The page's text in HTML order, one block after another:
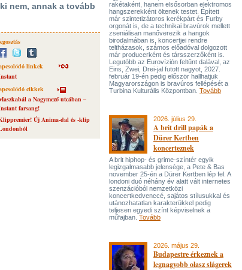
nem, annak a tovább
linkek
cikkek
a Nagymező utcában –
farsang!
Új Anima-dal és -klip
rakétaként, hanem elsősorban elektromos
hangszerekként öltenek testet. Épített
már szintetizátoros kerékpárt és Furby
orgonát is, de a technikai bravúrok mellett
zseniálisan manőverezik a hangok
birodalmában is, koncertjei rendre
teltházasok, számos előadóval dolgozott
már producerként és társszerzőként is.
Legutóbb az Eurovízión feltűnt dalával, az
Eins, Zwei, Drei-jal futott nagyot, 2027.
február 19-én pedig először hallhatjuk
Magyarországon is bravúros fellépését a
Turbina Kulturális Központban. Tovább
2026. július 29.
A brit drill papák a
Dürer Kertben
koncerteznek
A brit hiphop- és grime-színtér egyik
legizgalmasabb jelensége, a Pete & Bas
november 25-én a Dürer Kertben lép fel. A
londoni duó néhány év alatt vált internetes
szenzációból nemzetközi
koncertkedvenccé, sajátos stílusukkal és
utánozhatatlan karakterükkel pedig
teljesen egyedi színt képviselnek a
műfajban. Tovább
2026. május 29.
Budapestre érkeznek a
legnagyobb olasz slágerek